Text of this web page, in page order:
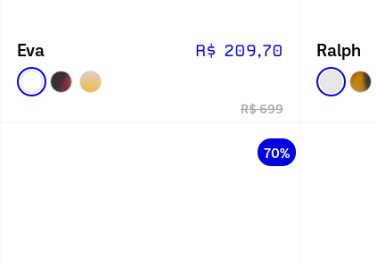
Eva R$ 209,70
R$ 699
Ralph
70%